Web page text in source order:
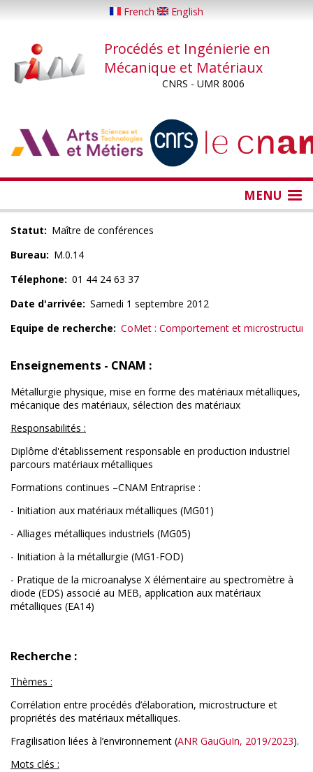
principal
French English
Procédés et Ingénierie en
Mécanique et Matériaux
CNRS - UMR 8006
MENU
Statut
Maître de conférences
Bureau
M.0.14
Télephone
01 44 24 63 37
Date d'arrivée
Samedi 1 septembre 2012
Equipe de recherche
CoMet : Comportement et microstructure
Enseignements - CNAM :
Métallurgie physique, mise en forme des matériaux métalliques,
mécanique des matériaux, sélection des matériaux
Responsabilités :
Diplôme d'établissement responsable en production industriel
parcours matériaux métalliques
Formations continues –CNAM Entraprise :
- Initiation aux matériaux métalliques (MG01)
- Alliages métalliques industriels (MG05)
- Initiation à la métallurgie (MG1-FOD)
- Pratique de la microanalyse X élémentaire au spectromètre à
diode (EDS) associé au MEB, application aux matériaux
métalliques (EA14)
Recherche :
Thèmes :
Corrélation entre procédés d’élaboration, microstructure et
propriétés des matériaux métalliques.
Fragilisation liées à l’environnement (ANR GauGuIn, 2019/2023).
Mots clés :